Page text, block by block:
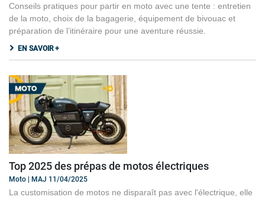
Conseils pratiques pour partir en moto avec une tente : entretien
de la moto, choix de la bagagerie, équipement de bivouac et
préparation de l’itinéraire pour une aventure réussie.
EN SAVOIR +
Top 2025 des prépas de motos électriques
Moto | MAJ 11/04/2025
La customisation de motos ne disparaît pas avec l'électrique, elle